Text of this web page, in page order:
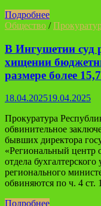
Подробнее
Общество /
В Ингушетии суд
хищении
размере более
18.04.202519.04.2025
Прокуратура
обвинительное
бывших директора
«Региональный центр
отдела
регионального
обвиняются по ч. 4 ст.
Подробнее